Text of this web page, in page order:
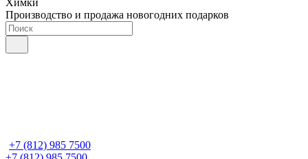
Химки
Производство и продажа новогодних подарков
+7 (812) 985 7500